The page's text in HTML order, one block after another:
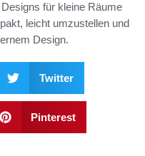
für kleine Räume
leicht umzustellen und
Design.
Twitter
Pinterest